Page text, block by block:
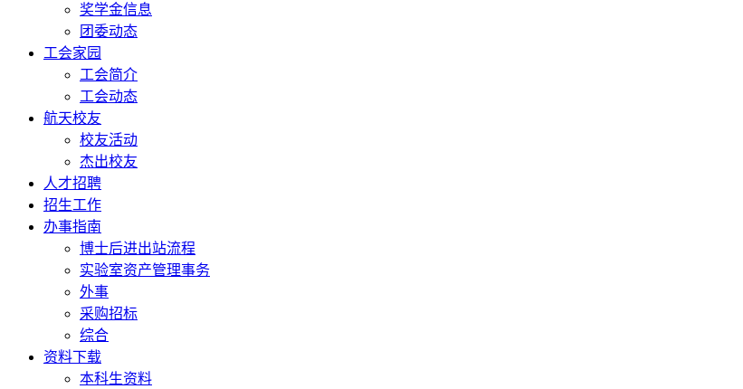
奖学金信息
团委动态
工会家园
工会简介
工会动态
航天校友
校友活动
杰出校友
人才招聘
招生工作
办事指南
博士后进出站流程
实验室资产管理事务
外事
采购招标
综合
资料下载
本科生资料